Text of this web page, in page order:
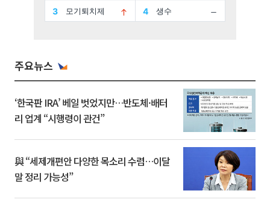
주요뉴스
‘한국판 IRA’ 베일 벗었지만…반도체·배터
리 업계 “시행령이 관건”
與 “세제개편안 다양한 목소리 수렴…이달
말 정리 가능성”